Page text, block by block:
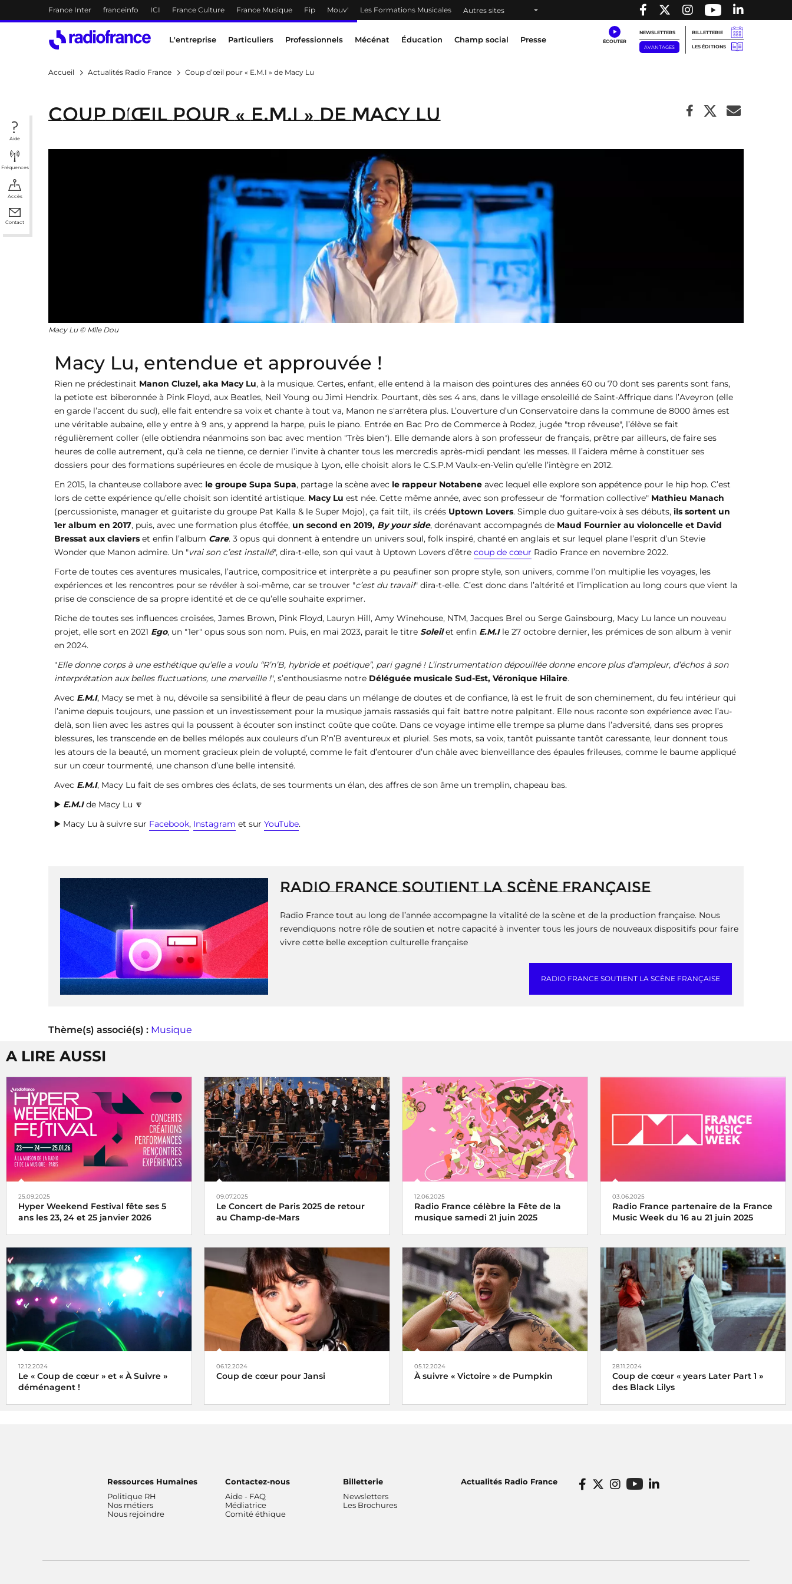
Accès direct :
Menu principal
France Inter franceinfo ICI France Culture France Musique Fip Mouv' Les Formations Musicales Autres sites
Menu principal
L'entreprise Particuliers Professionnels Mécénat Éducation Champ social Presse
NEWSLETTERS
AVANTAGES
BILLETTERIE
LES ÉDITIONS
Aide
Fréquences
Accès
Contact
Accueil Actualités Radio France Coup d’œil pour « E.M.I » de Macy Lu
Coup d’œil pour « E.M.I » de Macy Lu
Macy Lu © Mlle Dou
Macy Lu, entendue et approuvée !
Rien ne prédestinait Manon Cluzel, aka Macy Lu, à la musique. Certes, enfant, elle entend à la maison des pointures des années 60 ou 70 dont ses parents sont fans,
la petiote est biberonnée à Pink Floyd, aux Beatles, Neil Young ou Jimi Hendrix. Pourtant, dès ses 4 ans, dans le village ensoleillé de Saint-Affrique dans l’Aveyron (elle
en garde l’accent du sud), elle fait entendre sa voix et chante à tout va, Manon ne s'arrêtera plus. L’ouverture d’un Conservatoire dans la commune de 8000 âmes est
une véritable aubaine, elle y entre à 9 ans, y apprend la harpe, puis le piano. Entrée en Bac Pro de Commerce à Rodez, jugée "trop rêveuse", l’élève se fait
régulièrement coller (elle obtiendra néanmoins son bac avec mention "Très bien"). Elle demande alors à son professeur de français, prêtre par ailleurs, de faire ses
heures de colle autrement, qu’à cela ne tienne, ce dernier l’invite à chanter tous les mercredis après-midi pendant les messes. Il l’aidera même à constituer ses
dossiers pour des formations supérieures en école de musique à Lyon, elle choisit alors le C.S.P.M Vaulx-en-Velin qu’elle l’intègre en 2012.
En 2015, la chanteuse collabore avec le groupe Supa Supa, partage la scène avec le rappeur Notabene avec lequel elle explore son appétence pour le hip hop. C’est
lors de cette expérience qu’elle choisit son identité artistique. Macy Lu est née. Cette même année, avec son professeur de "formation collective" Mathieu Manach
(percussioniste, manager et guitariste du groupe Pat Kalla & le Super Mojo), ça fait tilt, ils créés Uptown Lovers. Simple duo guitare-voix à ses débuts, ils sortent un
1er album en 2017, puis, avec une formation plus étoffée, un second en 2019, By your side, dorénavant accompagnés de Maud Fournier au violoncelle et David
Bressat aux claviers et enfin l’album Care. 3 opus qui donnent à entendre un univers soul, folk inspiré, chanté en anglais et sur lequel plane l’esprit d’un Stevie
Wonder que Manon admire. Un "vrai son c’est installé", dira-t-elle, son qui vaut à Uptown Lovers d’être coup de cœur Radio France en novembre 2022.
Forte de toutes ces aventures musicales, l’autrice, compositrice et interprète a pu peaufiner son propre style, son univers, comme l’on multiplie les voyages, les
expériences et les rencontres pour se révéler à soi-même, car se trouver "c’est du travail" dira-t-elle. C’est donc dans l’altérité et l’implication au long cours que vient la
prise de conscience de sa propre identité et de ce qu’elle souhaite exprimer.
Riche de toutes ses influences croisées, James Brown, Pink Floyd, Lauryn Hill, Amy Winehouse, NTM, Jacques Brel ou Serge Gainsbourg, Macy Lu lance un nouveau
projet, elle sort en 2021 Ego, un "1er" opus sous son nom. Puis, en mai 2023, parait le titre Soleilet enfin E.M.Ile 27 octobre dernier, les prémices de son album à venir
en 2024.
"Elle donne corps à une esthétique qu’elle a voulu “R’n’B, hybride et poétique”, pari gagné ! L’instrumentation dépouillée donne encore plus d’ampleur, d’échos à son
interprétation aux belles fluctuations, une merveille !", s’enthousiasme notre Déléguée musicale Sud-Est, Véronique Hilaire.
Avec E.M.I, Macy se met à nu, dévoile sa sensibilité à fleur de peau dans un mélange de doutes et de confiance, là est le fruit de son cheminement, du feu intérieur qui
l’anime depuis toujours, une passion et un investissement pour la musique jamais rassasiés qui fait battre notre palpitant. Elle nous raconte son expérience avec l’au-
delà, son lien avec les astres qui la poussent à écouter son instinct coûte que coûte. Dans ce voyage intime elle trempe sa plume dans l’adversité, dans ses propres
blessures, les transcende en de belles mélopés aux couleurs d’un R’n’B aventureux et pluriel. Ses mots, sa voix, tantôt puissante tantôt caressante, leur donnent tous
les atours de la beauté, un moment gracieux plein de volupté, comme le fait d’entourer d’un châle avec bienveillance des épaules frileuses, comme le baume appliqué
sur un cœur tourmenté, une chanson d’une belle intensité.
Avec E.M.I, Macy Lu fait de ses ombres des éclats, de ses tourments un élan, des affres de son âme un tremplin, chapeau bas.
▶️ E.M.Ide Macy Lu 🔽
▶️ Macy Lu à suivre sur Facebook, Instagram et sur YouTube.
RADIO FRANCE SOUTIENT LA SCÈNE FRANÇAISE
Radio France tout au long de l’année accompagne la vitalité de la scène et de la production française. Nous
revendiquons notre rôle de soutien et notre capacité à inventer tous les jours de nouveaux dispositifs pour faire
vivre cette belle exception culturelle française
RADIO FRANCE SOUTIENT LA SCÈNE FRANÇAISE
Thème(s) associé(s) : Musique
A LIRE AUSSI
25.09.2025
Hyper Weekend Festival fête ses 5
ans les 23, 24 et 25 janvier 2026
l'Hyper Weekend Festival vous donne
rendez-vous à la Maison de la Radio et de
la Musique les 23, 24 et 25 janvier 2026
09.07.2025
Le Concert de Paris 2025 de retour
au Champ-de-Mars
Le Concert de Paris du 14 juillet revient
au pied de la Tour Eiffel toujours en
direct sur France Inter, France 2 et dans
le monde entier
12.06.2025
Radio France célèbre la Fête de la
musique samedi 21 juin 2025
La fête de la musique s’écoute, se vit et se
partage avec Radio France, samedi 21 juin
2025
03.06.2025
Radio France partenaire de la France
Music Week du 16 au 21 juin 2025
Une semaine internationale dédiée à la
musique du 16 au 21 juin 2025
12.12.2024
Le « Coup de cœur » et « À Suivre »
déménagent !
06.12.2024
Coup de cœur pour Jansi
05.12.2024
À suivre « Victoire » de Pumpkin
28.11.2024
Coup de cœur « years Later Part 1 »
des Black Lilys
musicale de Radio France, le 2
décembre 2024
Ressources Humaines
Politique RH
Nos métiers
Nous rejoindre
Contactez-nous
Aide - FAQ
Médiatrice
Comité éthique
Billetterie
Newsletters
Les Brochures
Actualités Radio France